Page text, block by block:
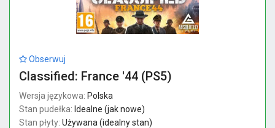
Obserwuj
Classified: France '44 (PS5)
Wersja językowa: Polska
Stan pudełka: Idealne (jak nowe)
Stan płyty: Używana (idealny stan)